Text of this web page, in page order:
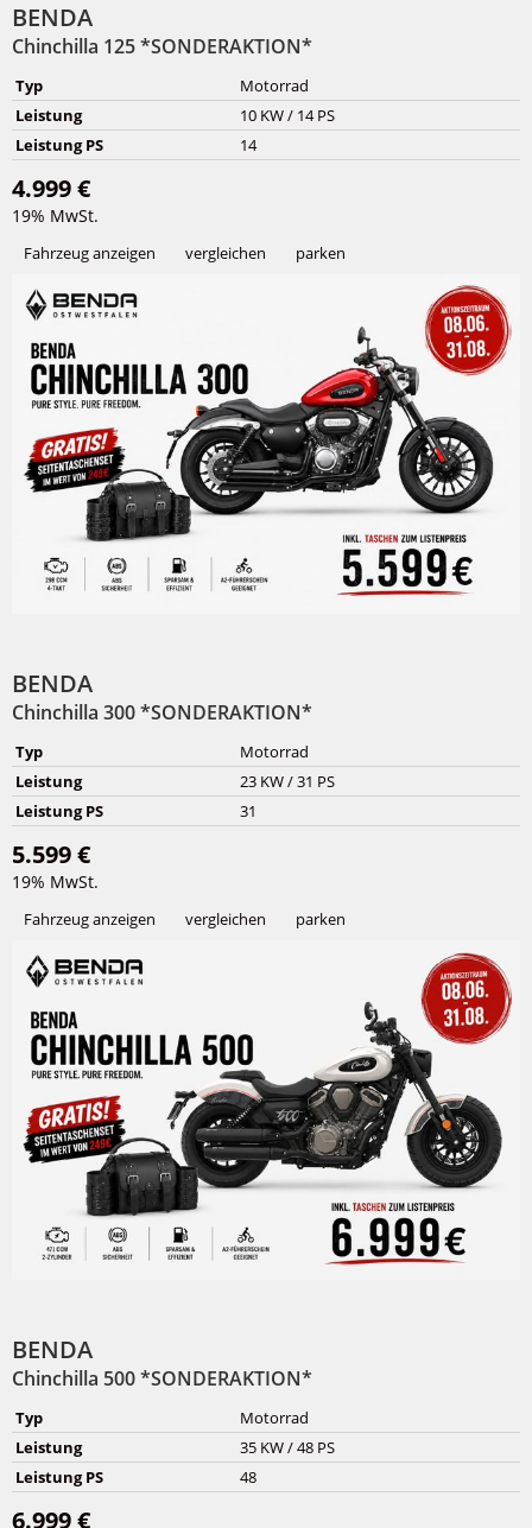
BENDA
Chinchilla 125 *SONDERAKTION*
Typ
Motorrad
Leistung
10 KW / 14 PS
Leistung PS
14
4.999 €
19% MwSt.
Fahrzeug anzeigen vergleichen parken
BENDA
Chinchilla 300 *SONDERAKTION*
Typ
Motorrad
Leistung
23 KW / 31 PS
Leistung PS
31
5.599 €
19% MwSt.
Fahrzeug anzeigen vergleichen parken
BENDA
Chinchilla 500 *SONDERAKTION*
Typ
Motorrad
Leistung
35 KW / 48 PS
Leistung PS
48
6.999 €